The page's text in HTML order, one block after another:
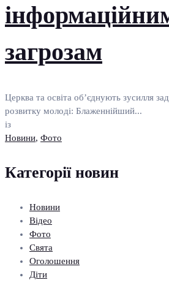
загрозам
Церква та освіта об’єднують зусилля
розвитку молоді: Блаженнійший...
із
Новини, Фото
Категорії новин
Новини
Відео
Фото
Свята
Оголошення
Діти